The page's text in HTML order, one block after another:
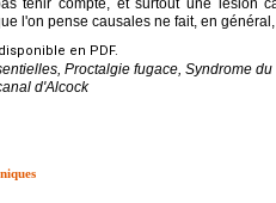
tenir compte, et surtout une lésion
l'on pense causales ne fait, en
en PDF.
Proctalgie fugace, Syndrome
d'Alcock